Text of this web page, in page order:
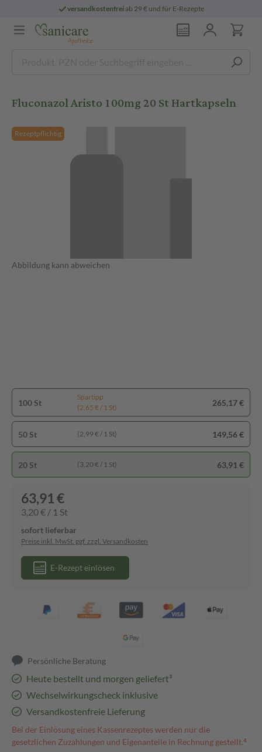
versandkostenfreiab 29 € und für E-Rezepte
Fluconazol Aristo 100mg 20 St Hartkapseln
Rezeptpflichtig
Abbildung kann abweichen
100 St
Spartipp
(2,65 € / 1 St)
265,17 €
50 St (2,99 € / 1 St) 149,56 €
20 St (3,20 € / 1 St) 63,91 €
63,91 €
3,20 € / 1 St
sofort lieferbar
Preise inkl. MwSt. ggf. zzgl. Versandkosten
E-Rezept einlösen
Persönliche Beratung
Heute bestellt und morgen geliefert³
Wechselwirkungscheck inklusive
Versandkostenfreie Lieferung
Bei der Einlösung eines Kassenrezeptes werden nur die
gesetzlichen Zuzahlungen und Eigenanteile in Rechnung gestellt.⁴